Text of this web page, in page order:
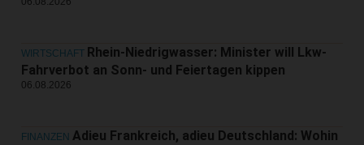
WIRTSCHAFT Rhein-Niedrigwasser: Minister will Lkw-
Fahrverbot an Sonn- und Feiertagen kippen
06.08.2026
FINANZEN Adieu Frankreich, adieu Deutschland: Wohin